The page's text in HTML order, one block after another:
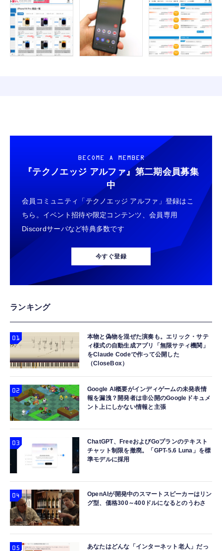
BECOME A MEMBER
『テクノエッジ アルファ』 第二期会員募集
中
会員コミュニティ「テクノエッジ アルファ」登録はこ
ちら。イベント招待や限定コンテンツ、会員専用
Discordサーバなど特典多数です
今すぐ登録
ランキング
本物と偽物を混ぜた演奏も。エリック・サテ
ィ様式の自動生成アプリ「無限サティ機関」
をClaude Codeで作って公開した
（CloseBox）
Google AI概要がインディゲームの未発表情
報を漏洩？開発者は非公開のGoogleドキュメ
ント上にしかない情報と主張
ChatGPT、FreeおよびGoプランのテキスト
チャット制限を撤廃。「GPT-5.6 Luna」を標
準モデルに採用
OpenAIが開発中のスマートスピーカーはリン
グ型、価格300～400ドルになるとのうわさ
あなたはどんな「インターネット老人」だっ